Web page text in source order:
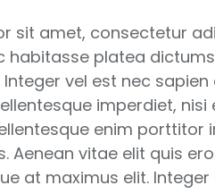
sit amet, consectetur
habitasse platea
vel est nec
imperdiet,
enim porttitor
Aenean vitae elit quis
at maximus elit.